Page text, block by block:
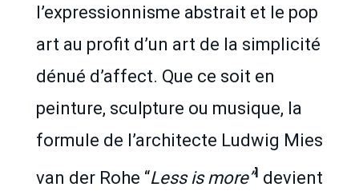
l’expressionnisme abstrait et le pop
art au profit d’un art de la simplicité
dénué d’affect. Que ce soit en
peinture, sculpture ou musique, la
formule de l’architecte Ludwig Mies
van der Rohe “Less is more”1 devient